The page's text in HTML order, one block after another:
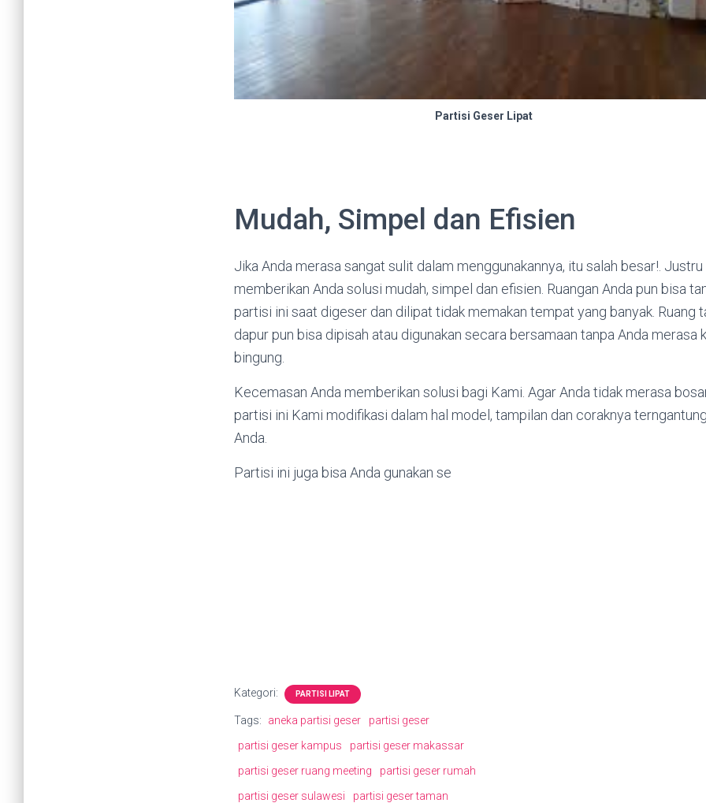
Partisi Geser Lipat
Mudah, Simpel dan Efisien
Jika Anda merasa sangat sulit dalam menggunakannya, itu salah besar!.
memberikan Anda solusi mudah, simpel dan efisien. Ruangan Anda pun bisa
partisi ini saat digeser dan dilipat tidak memakan tempat yang banyak. Ruang
dapur pun bisa dipisah atau digunakan secara bersamaan tanpa Anda merasa
bingung.
Kecemasan Anda memberikan solusi bagi Kami. Agar Anda tidak merasa
partisi ini Kami modifikasi dalam hal model, tampilan dan coraknya
Anda.
Partisi ini juga bisa Anda gunakan se
Kategori: PARTISI LIPAT
Tags: aneka partisi geser
partisi geser
partisi geser kampus
partisi geser makassar
partisi geser ruang meeting
partisi geser rumah
partisi geser sulawesi
partisi geser taman